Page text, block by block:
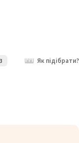
Як підібрати?